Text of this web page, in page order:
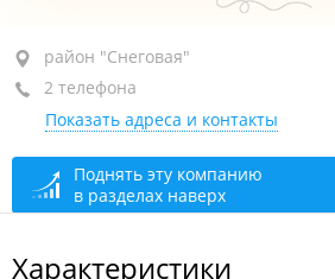
район "Снеговая", ул. Снеговая, 13Д
оф. 112
+7 914 704-41-23
+7 914 791-05-80
открыто: 09:00–22:00
район "Снеговая"
2 телефона
Показать адреса и контакты
Поднять эту компанию
в разделах наверх
Характеристики